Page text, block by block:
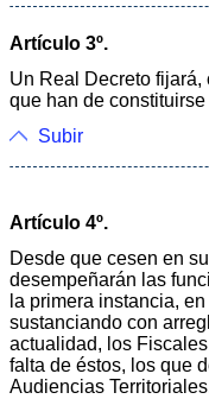
Artículo 3º.
Un Real Decreto
que han de
Subir
Artículo 4º.
Desde que cesen en
desempeñarán las
la primera instancia,
sustanciando con
actualidad, los
falta de éstos, los que
Audiencias